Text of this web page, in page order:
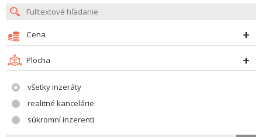
Cena
Plocha
všetky inzeráty
realitné kancelárie
súkromní inzerenti